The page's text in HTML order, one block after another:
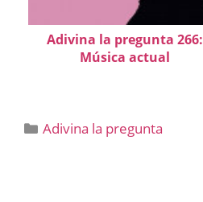
Adivina la pregunta 266:
Música actual
Categorías
Adivina la pregunta